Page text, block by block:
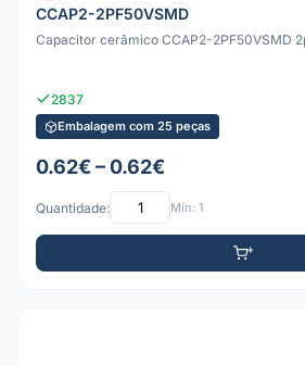
CCAP2-2PF50VSMD
Capacitor cerâmico CCAP2-2PF50VSMD
2837
Embalagem com 25 peças
0.62€ – 0.62€
Quantidade: Mín: 1